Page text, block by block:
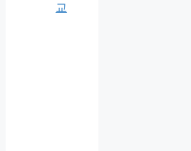
교